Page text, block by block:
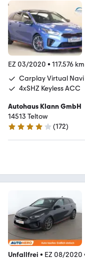
EZ 03/2020 • 117.576 km
Carplay Virtual Navi
4xSHZ Keyless ACC
Autohaus Klann GmbH
14513 Teltow
4 Sterne
(172)
Unfallfrei • EZ 08/2020